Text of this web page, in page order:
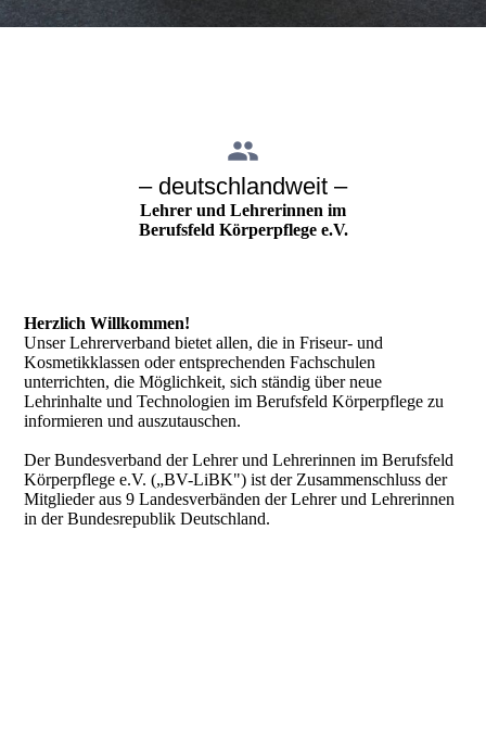
– deutschlandweit –
Lehrer und Lehrerinnen im
Berufsfeld Körperpflege e.V.
Herzlich Willkommen!
Unser Lehrerverband bietet allen, die in Friseur- und
Kosmetikklassen oder entsprechenden Fachschulen
unterrichten, die Möglichkeit, sich ständig über neue
Lehrinhalte und Technologien im Berufsfeld Körperpflege zu
informieren und auszutauschen.
Der Bundesverband der Lehrer und Lehrerinnen im Berufsfeld
Körperpflege e.V. („BV-LiBK") ist der Zusammenschluss der
Mitglieder aus 9 Landesverbänden der Lehrer und Lehrerinnen
in der Bundesrepublik Deutschland.